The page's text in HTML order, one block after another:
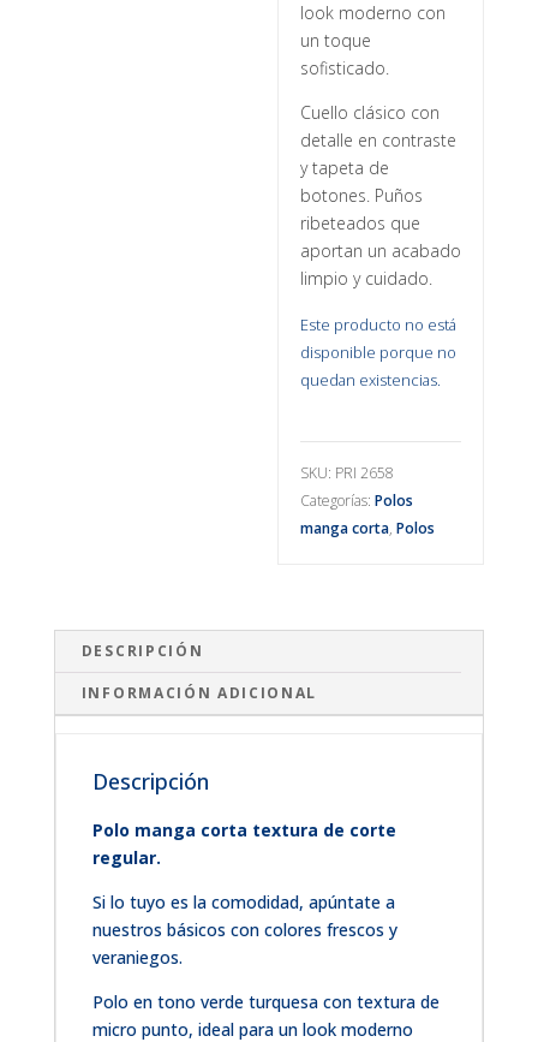
look moderno con
un toque
sofisticado.
Cuello clásico con
detalle en contraste
y tapeta de
botones. Puños
ribeteados que
aportan un acabado
limpio y cuidado.
Este producto no está
disponible porque no
quedan existencias.
SKU: PRI 2658
Categorías:Polos
manga corta,Polos
DESCRIPCIÓN
INFORMACIÓN ADICIONAL
Descripción
Polo manga corta textura de corte
regular.
Si lo tuyo es la comodidad, apúntate a
nuestros básicos con colores frescos y
veraniegos.
Polo en tono verde turquesa con textura de
micro punto, ideal para un look moderno